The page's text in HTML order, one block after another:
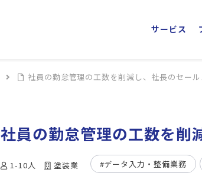
サービス
社員の勤怠管理の工数を削減し、社長のセー
社員の勤怠管理の工数を削
1-10人 塗装業 #データ入力・整備業務